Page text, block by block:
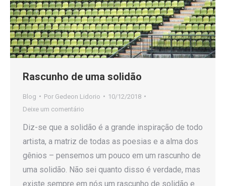
Rascunho de uma solidão
Blog Por Gedeon Lidorio
10/12/2018
Deixe um comentário
Diz-se que a solidão é a grande inspiração de todo
artista, a matriz de todas as poesias e a alma dos
gênios – pensemos um pouco em um rascunho de
uma solidão. Não sei quanto disso é verdade, mas
existe sempre em nós um rascunho de solidão e